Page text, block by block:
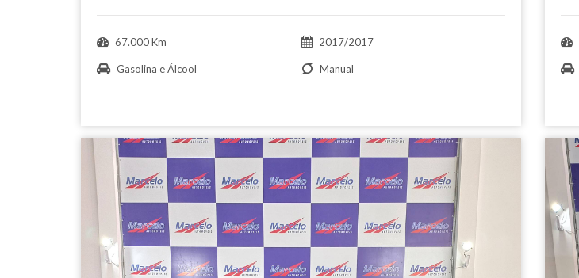
67.000 Km 2017/2017
Gasolina e Álcool Manual